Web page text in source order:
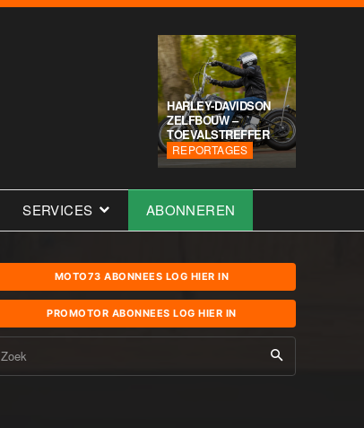
HARLEY-DAVIDSON
ZELFBOUW –
TOEVALSTREFFER
REPORTAGES
SERVICES ABONNEREN
MOTO73 ABONNEES LOG HIER IN
PROMOTOR ABONNEES LOG HIER IN
Zoek